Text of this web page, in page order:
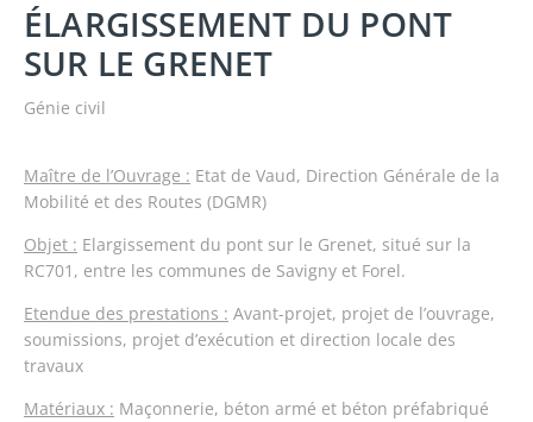
ÉLARGISSEMENT DU PONT
SUR LE GRENET
Génie civil
Maître de l’Ouvrage : Etat de Vaud, Direction Générale de la
Mobilité et des Routes (DGMR)
Objet : Elargissement du pont sur le Grenet, situé sur la
RC701, entre les communes de Savigny et Forel.
Etendue des prestations : Avant-projet, projet de l’ouvrage,
soumissions, projet d’exécution et direction locale des
travaux
Matériaux : Maçonnerie, béton armé et béton préfabriqué